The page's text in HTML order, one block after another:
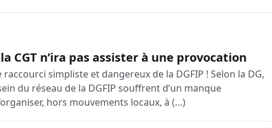
CGT n’ira pas assister à une provocation
simpliste et dangereux de la DGFIP ! Selon la DG,
du réseau de la DGFIP souffrent d’un manque
hors mouvements locaux, à (…)